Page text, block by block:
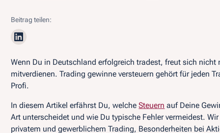
Beitrag teilen:
Wenn Du in Deutschland erfolgreich tradest, freut sich
mitverdienen. Trading gewinne versteuern gehört für jeden
Profi.
In diesem Artikel erfährst Du, welcheSteuern auf Deine
Art unterscheidet und wie Du typische Fehler vermeidest.
privatem und gewerblichem Trading, Besonderheiten bei